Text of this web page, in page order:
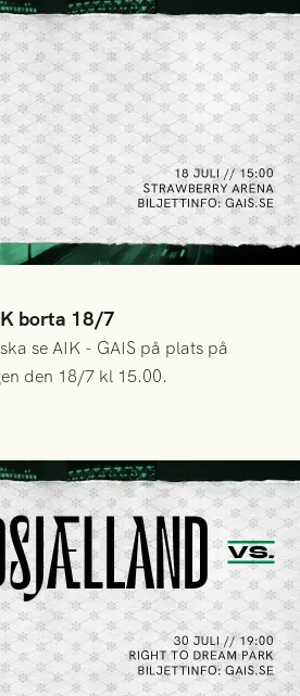
borta 18/7
se AIK - GAIS på plats på
den 18/7 kl 15.00.